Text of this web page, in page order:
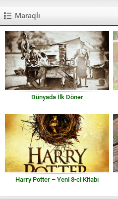
Maraqlı
Dünyada İlk Dönər
Harry Potter – Yeni 8-ci Kitabı